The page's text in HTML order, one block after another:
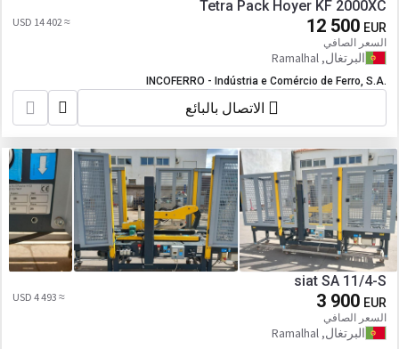
Tetra Pack Hoyer KF 2000XC
12 500 EUR
السعر الصافي
≈ 14 402 USD
البرتغال, Ramalhal
INCOFERRO - Indústria e Comércio de Ferro, S.A.
الاتصال بالبائع
siat SA 11/4-S
3 900 EUR
السعر الصافي
≈ 4 493 USD
البرتغال, Ramalhal